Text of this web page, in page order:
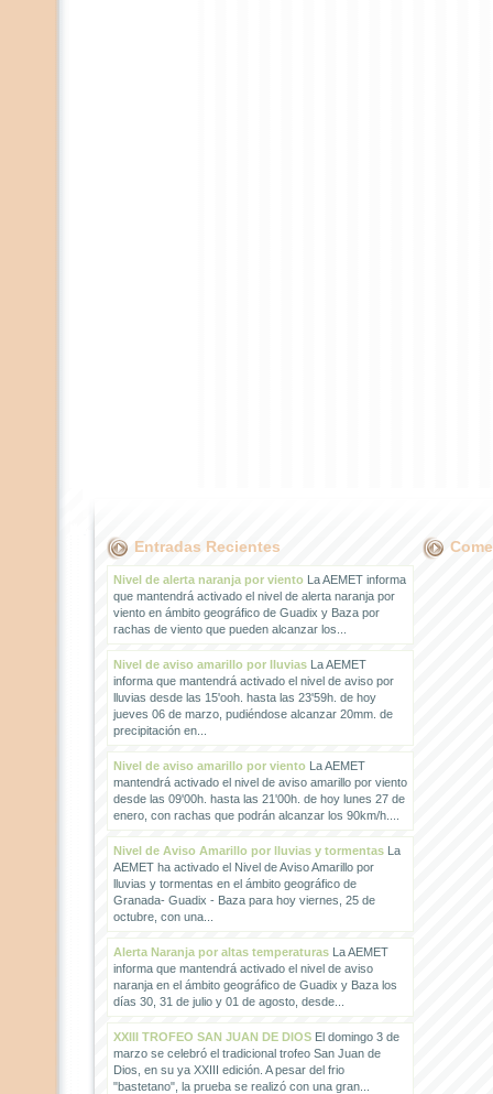
Entradas Recientes
Nivel de alerta naranja por vientoLa AEMET informa
que mantendrá activado el nivel de alerta naranja por
viento en ámbito geográfico de Guadix y Baza por
rachas de viento que pueden alcanzar los...
Nivel de aviso amarillo por lluviasLa AEMET
informa que mantendrá activado el nivel de aviso por
lluvias desde las 15'ooh. hasta las 23'59h. de hoy
jueves 06 de marzo, pudiéndose alcanzar 20mm. de
precipitación en...
Nivel de aviso amarillo por vientoLa AEMET
mantendrá activado el nivel de aviso amarillo por viento
desde las 09'00h. hasta las 21'00h. de hoy lunes 27 de
enero, con rachas que podrán alcanzar los 90km/h....
Nivel de Aviso Amarillo por lluvias y tormentasLa
AEMET ha activado el Nivel de Aviso Amarillo por
lluvias y tormentas en el ámbito geográfico de
Granada- Guadix - Baza para hoy viernes, 25 de
octubre, con una...
Alerta Naranja por altas temperaturasLa AEMET
informa que mantendrá activado el nivel de aviso
naranja en el ámbito geográfico de Guadix y Baza los
días 30, 31 de julio y 01 de agosto, desde...
XXIII TROFEO SAN JUAN DE DIOSEl domingo 3 de
marzo se celebró el tradicional trofeo San Juan de
Dios, en su ya XXIII edición. A pesar del frio
"bastetano", la prueba se realizó con una gran...